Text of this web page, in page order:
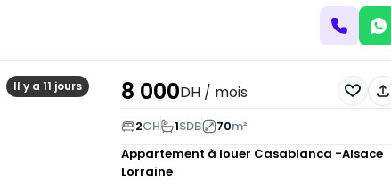
Il y a 11 jours 8 000DH/ mois
2CH 1SDB 70m²
Appartement à louer Casablanca -Alsace
Lorraine